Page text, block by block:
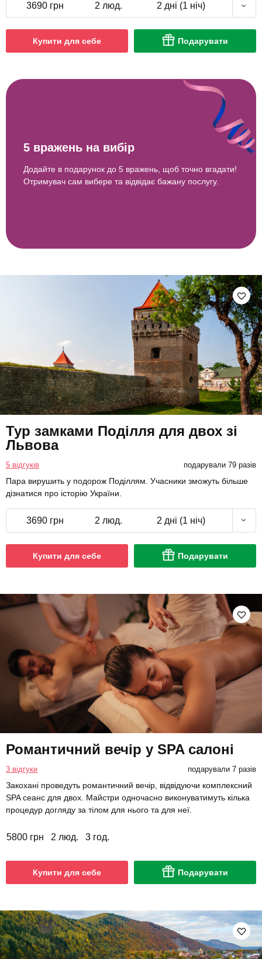
3690 грн 2 люд. 2 дні (1 ніч)
Купити для себе Подарувати
5 вражень на вибір
Додайте в подарунок до 5 вражень, щоб точно вгадати!
Отримувач сам вибере та відвідає бажану послугу.
Тур замками Поділля для двох зі
Львова
5 відгуків подарували 79 разів
Пара вирушить у подорож Поділлям. Учасники зможуть більше
дізнатися про історію України.
3690 грн 2 люд. 2 дні (1 ніч)
Купити для себе Подарувати
Романтичний вечір у SPA салоні
3 відгуки подарували 7 разів
Закохані проведуть романтичний вечір, відвідуючи комплексний
SPA сеанс для двох. Майстри одночасно виконуватимуть кілька
процедур догляду за тілом для нього та для неї.
5800 грн 2 люд. 3 год.
Купити для себе Подарувати